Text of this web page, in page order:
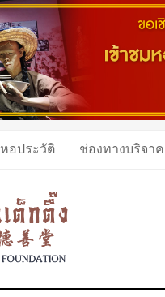
หอประวัติ ช่องทางบริจาค